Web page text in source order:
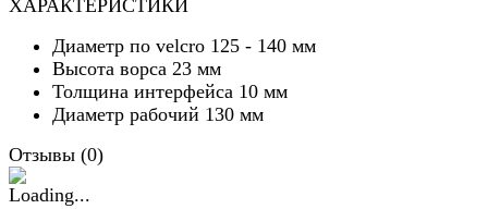
ХАРАКТЕРИСТИКИ
Диаметр по velcro 125 - 140 мм
Высота ворса 23 мм
Толщина интерфейса 10 мм
Диаметр рабочий 130 мм
Отзывы (0)